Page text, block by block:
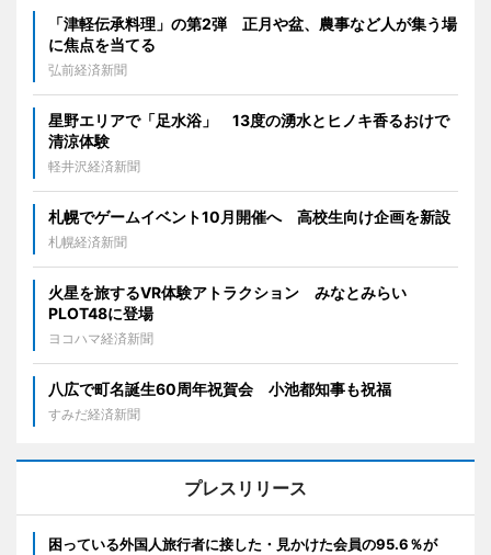
「津軽伝承料理」の第2弾 正月や盆、農事など人が集う場
に焦点を当てる
弘前経済新聞
星野エリアで「足水浴」 13度の湧水とヒノキ香るおけで
清涼体験
軽井沢経済新聞
札幌でゲームイベント10月開催へ 高校生向け企画を新設
札幌経済新聞
火星を旅するVR体験アトラクション みなとみらい
PLOT48に登場
ヨコハマ経済新聞
八広で町名誕生60周年祝賀会 小池都知事も祝福
すみだ経済新聞
プレスリリース
困っている外国人旅行者に接した・見かけた会員の95.6％が